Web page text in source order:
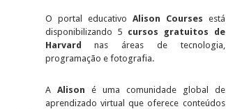
O portal educativo Alison Courses está
disponibilizando 5 cursos gratuitos de
Harvard nas áreas de tecnologia,
programação e fotografia.
A Alison é uma comunidade global de
aprendizado virtual que oferece conteúdos